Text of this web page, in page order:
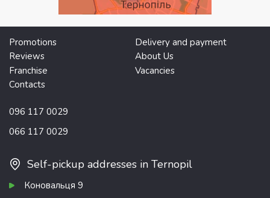
Promotions
Delivery and payment
Reviews
About Us
Franchise
Vacancies
Contacts
096 117 0029
066 117 0029
Self-pickup addresses in Ternopil
Коновальця 9